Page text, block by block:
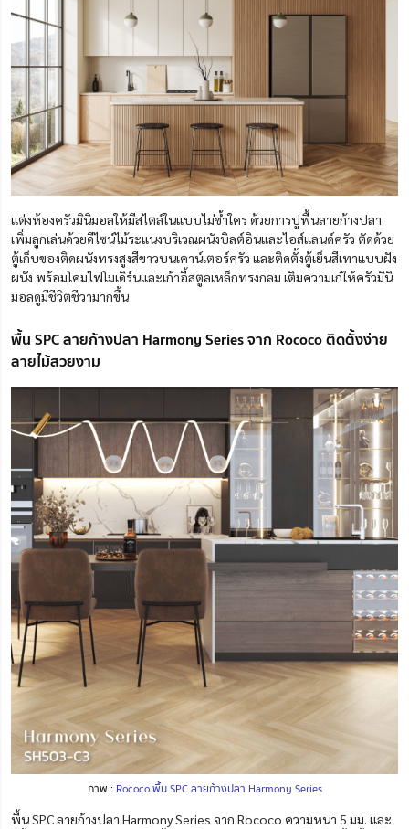
แต่งห้องครัวมินิมอลให้มีสไตล์ในแบบไม่ซ้ำใคร ด้วยการปูพื้นลายก้างปลา
เพิ่มลูกเล่นด้วยดีไซน์ไม้ระแนงบริเวณผนังบิลต์อินและไอส์แลนด์ครัว ตัดด้วย
ตู้เก็บของติดผนังทรงสูงสีขาวบนเคาน์เตอร์ครัว และติดตั้งตู้เย็นสีเทาแบบฝัง
ผนัง พร้อมโคมไฟโมเดิร์นและเก้าอี้สตูลเหล็กทรงกลม เติมความเก๋ให้ครัวมินิ
มอลดูมีชีวิตชีวามากขึ้น
พื้น SPC ลายก้างปลา Harmony Series จาก Rococo ติดตั้งง่าย
ลายไม้สวยงาม
ภาพ : Rococo พื้น SPC ลายก้างปลา Harmony Series
พื้น SPC ลายก้างปลา Harmony Series จาก Rococo ความหนา 5 มม. และ